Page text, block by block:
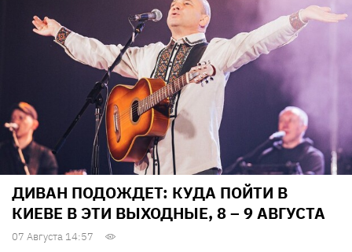
ДИВАН ПОДОЖДЕТ: КУДА ПОЙТИ В
КИЕВЕ В ЭТИ ВЫХОДНЫЕ, 8 – 9 АВГУСТА
07 Августа 14:57